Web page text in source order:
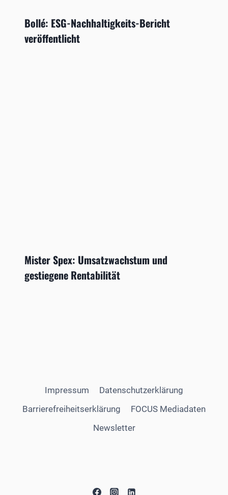
Bollé: ESG-Nachhaltigkeits-Bericht
veröffentlicht
Mister Spex: Umsatzwachstum und
gestiegene Rentabilität
Impressum
Datenschutzerklärung
Barrierefreiheitserklärung
FOCUS Mediadaten
Newsletter